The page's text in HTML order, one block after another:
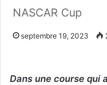
NASCAR Cup
septembre 19, 2023
Dans une course qui